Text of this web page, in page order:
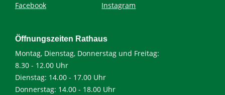
Facebook
Instagram
Öffnungszeiten Rathaus
Montag, Dienstag, Donnerstag und Freitag:
8.30 - 12.00 Uhr
Dienstag: 14.00 - 17.00 Uhr
Donnerstag: 14.00 - 18.00 Uhr